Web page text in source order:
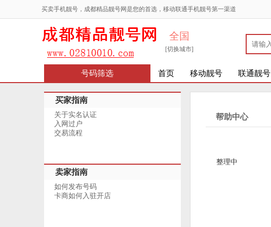
买卖手机靓号，成都精品靓号网是您的首选，移动联通手机靓号第一渠道
全国
[切换城市]
号码筛选 首页 移动靓号 联通靓号
买家指南
关于实名认证
入网过户
交易流程
卖家指南
如何发布号码
卡商如何入驻开店
帮助中心
整理中